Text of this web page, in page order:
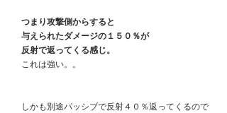
つまり攻撃側からすると
与えられたダメージの１５０％が
反射で返ってくる感じ。
これは強い。。
しかも別途パッシブで反射４０％返ってくるので